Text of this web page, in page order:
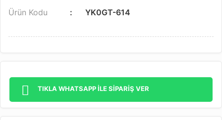
Ürün Kodu
YK0GT-614
TIKLA WHATSAPP İLE SİPARİŞ VER